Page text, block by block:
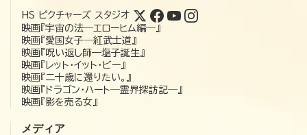
HS ピクチャーズ スタジオ
映画『宇宙の法―エローヒム編―』
映画『愛国女子―紅武士道』
映画『呪い返し師—塩子誕生』
映画『レット・イット・ビー』
映画『二十歳に還りたい。』
映画『ドラゴン・ハート―霊界探訪記―』
映画『影を売る女』
メディア